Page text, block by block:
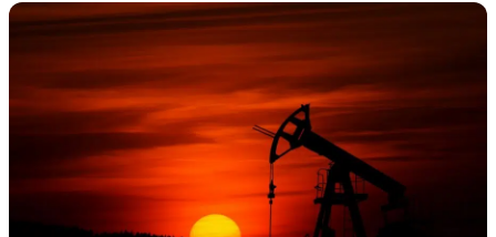
Patarimai
Dirbtinis intelektas
Indėlių palūkanos
Dienos naujienos
Ekonomikos naujienos
Didžiosios savivaldybės
Vilniaus miesto
Kauno miesto
Kitos savivaldybės
Druskininkų
Utenos rajono